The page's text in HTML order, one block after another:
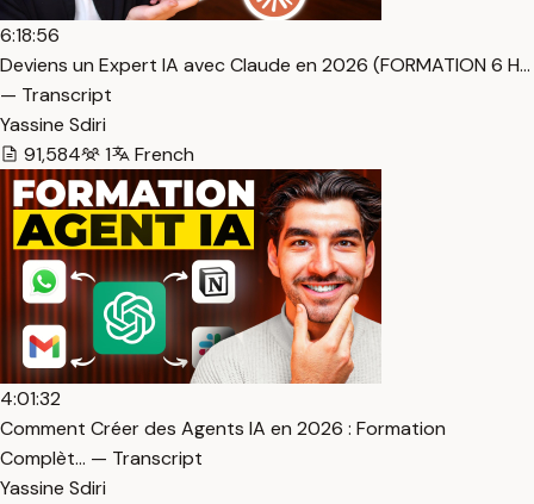
6:18:56
Deviens un Expert IA avec Claude en 2026 (FORMATION 6 H…
— Transcript
Yassine Sdiri
91,584
1 French
4:01:32
Comment Créer des Agents IA en 2026 : Formation
Complèt… — Transcript
Yassine Sdiri